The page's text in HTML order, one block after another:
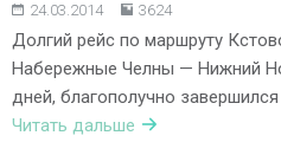
24.03.2014 3624
Долгий рейс по маршруту
Набережные Челны — Нижний
дней, благополучно
Читать дальше